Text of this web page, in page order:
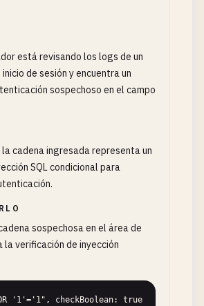
está revisando los logs de un
de sesión y encuentra un
sospechoso en el campo
cadena ingresada representa un
SQL condicional para
sospechosa en el área de
verificación de inyección
'1'='1", checkBoolean: true